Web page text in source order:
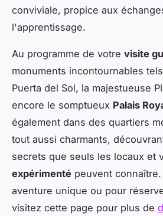
conviviale, propice aux
l'apprentissage.
Au programme de votre visite
monuments incontournables
Puerta del Sol, la majestueuse
encore le somptueux Palais
également dans des quartiers
tout aussi charmants,
secrets que seuls les locaux et
expérimenté peuvent
aventure unique ou pour
visitez cette page pour plus de